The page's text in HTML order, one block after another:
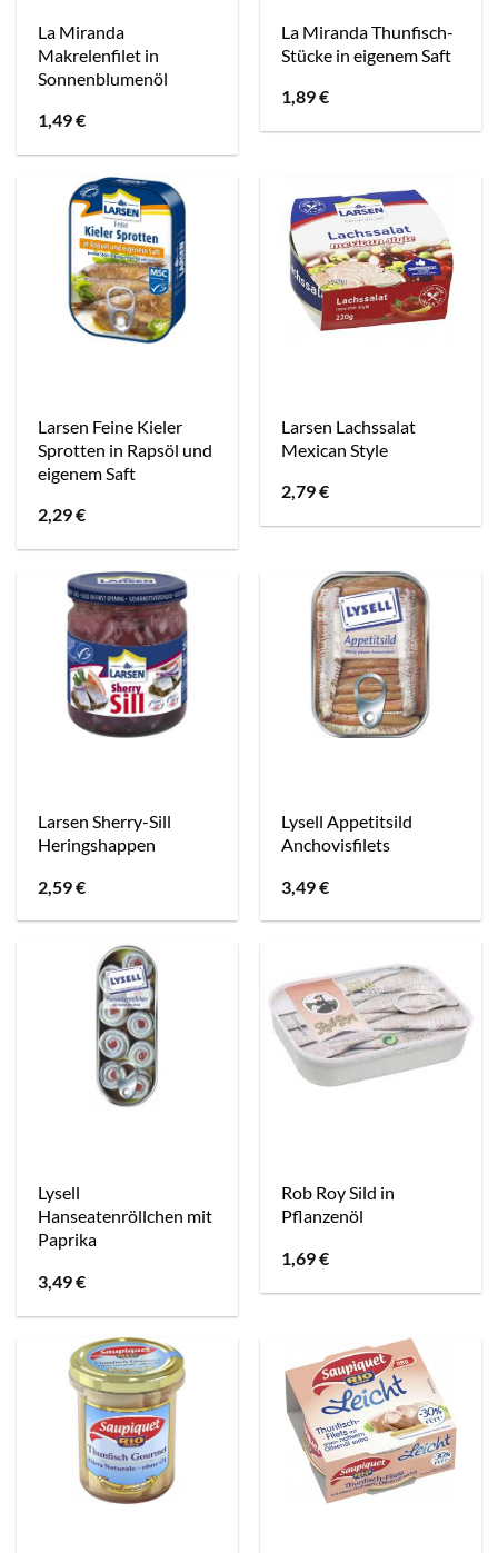
La Miranda
Makrelenfilet in
Sonnenblumenöl
1,49€
La Miranda Thunfisch-
Stücke in eigenem Saft
1,89€
Larsen Feine Kieler
Sprotten in Rapsöl und
eigenem Saft
2,29€
Larsen Lachssalat
Mexican Style
2,79€
Larsen Sherry-Sill
Heringshappen
2,59€
Lysell Appetitsild
Anchovisfilets
3,49€
Lysell
Hanseatenröllchen mit
Paprika
3,49€
Rob Roy Sild in
Pflanzenöl
1,69€